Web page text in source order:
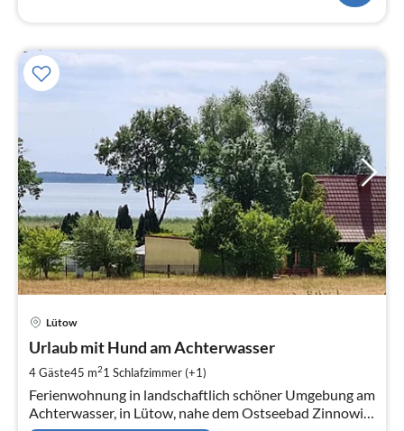
Lütow
Urlaub mit Hund am Achterwasser
4 Gäste45 m21 Schlafzimmer (+1)
Ferienwohnung in landschaftlich schöner Umgebung am
Achterwasser, in Lütow, nahe dem Ostseebad Zinnowitz